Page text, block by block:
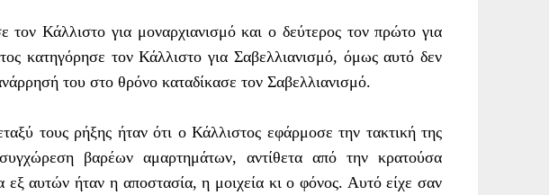
τον Κάλλιστο για μοναρχιανισμό και ο δεύτερος τον πρώτο για
κατηγόρησε τον Κάλλιστο για Σαβελλιανισμό, όμως αυτό δεν
του στο θρόνο καταδίκασε τον Σαβελλιανισμό.
τους ρήξης ήταν ότι ο Κάλλιστος εφάρμοσε την τακτική της
βαρέων αμαρτημάτων, αντίθετα από την κρατούσα
εξ αυτών ήταν η αποστασία, η μοιχεία κι ο φόνος. Αυτό είχε σαν